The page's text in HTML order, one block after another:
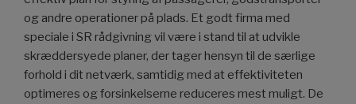
og andre operationer på plads. Et godt firma med
speciale i SR rådgivning vil være i stand til at udvikle
skræddersyede planer, der tager hensyn til de særlige
forhold i dit netværk, samtidig med at effektiviteten
optimeres og forsinkelserne reduceres mest muligt. De